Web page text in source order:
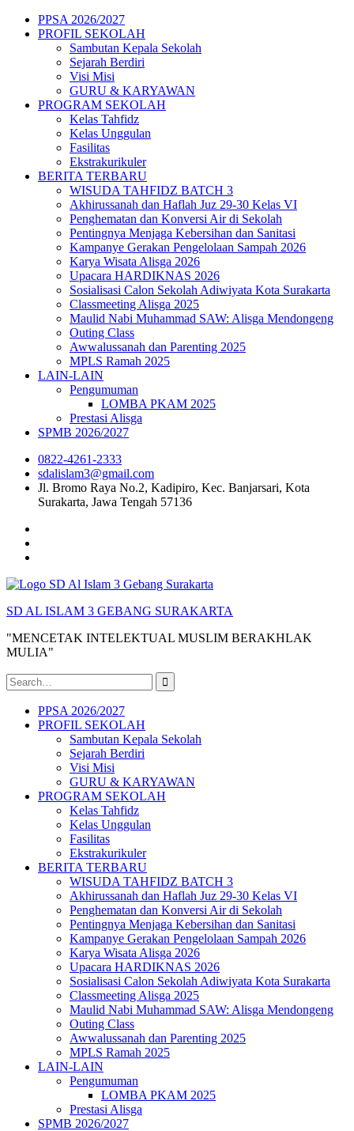
Skip
PPSA 2026/2027
PROFIL SEKOLAH
Sambutan Kepala Sekolah
Sejarah Berdiri
Visi Misi
GURU & KARYAWAN
PROGRAM SEKOLAH
Kelas Tahfidz
Kelas Unggulan
Fasilitas
Ekstrakurikuler
BERITA TERBARU
WISUDA TAHFIDZ BATCH 3
Akhirussanah dan Haflah Juz 29-30 Kelas VI
Penghematan dan Konversi Air di Sekolah
Pentingnya Menjaga Kebersihan dan Sanitasi
Kampanye Gerakan Pengelolaan Sampah 2026
Karya Wisata Alisga 2026
Upacara HARDIKNAS 2026
Sosialisasi Calon Sekolah Adiwiyata Kota Surakarta
Classmeeting Alisga 2025
Maulid Nabi Muhammad SAW: Alisga Mendongeng
Outing Class
Awwalussanah dan Parenting 2025
MPLS Ramah 2025
LAIN-LAIN
Pengumuman
LOMBA PKAM 2025
Prestasi Alisga
SPMB 2026/2027
0822-4261-2333
sdalislam3@gmail.com
Jl. Bromo Raya No.2, Kadipiro, Kec. Banjarsari, Kota
Surakarta, Jawa Tengah 57136
SD AL ISLAM 3 GEBANG SURAKARTA
"MENCETAK INTELEKTUAL MUSLIM BERAKHLAK
MULIA"
Search
for:
PPSA 2026/2027
PROFIL SEKOLAH
Sambutan Kepala Sekolah
Sejarah Berdiri
Visi Misi
GURU & KARYAWAN
PROGRAM SEKOLAH
Kelas Tahfidz
Kelas Unggulan
Fasilitas
Ekstrakurikuler
BERITA TERBARU
WISUDA TAHFIDZ BATCH 3
Akhirussanah dan Haflah Juz 29-30 Kelas VI
Penghematan dan Konversi Air di Sekolah
Pentingnya Menjaga Kebersihan dan Sanitasi
Kampanye Gerakan Pengelolaan Sampah 2026
Karya Wisata Alisga 2026
Upacara HARDIKNAS 2026
Sosialisasi Calon Sekolah Adiwiyata Kota Surakarta
Classmeeting Alisga 2025
Maulid Nabi Muhammad SAW: Alisga Mendongeng
Outing Class
Awwalussanah dan Parenting 2025
MPLS Ramah 2025
LAIN-LAIN
Pengumuman
LOMBA PKAM 2025
Prestasi Alisga
SPMB 2026/2027